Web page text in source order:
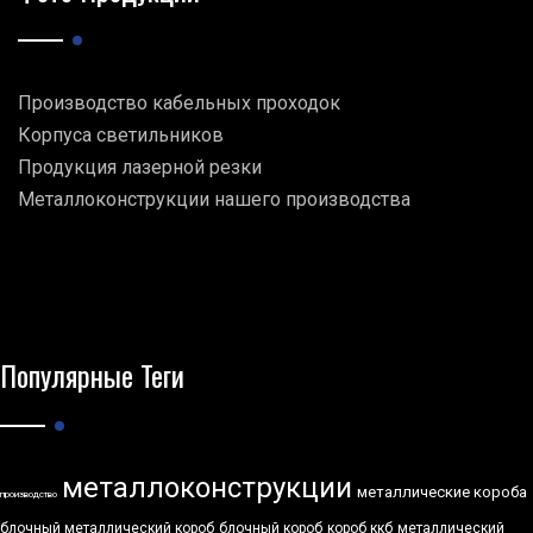
Производство кабельных проходок
Корпуса светильников
Продукция лазерной резки
Металлоконструкции нашего производства
Популярные Теги
производство металлоконструкции металлические короба
блочный металлический короб блочный короб короб ккб металлический